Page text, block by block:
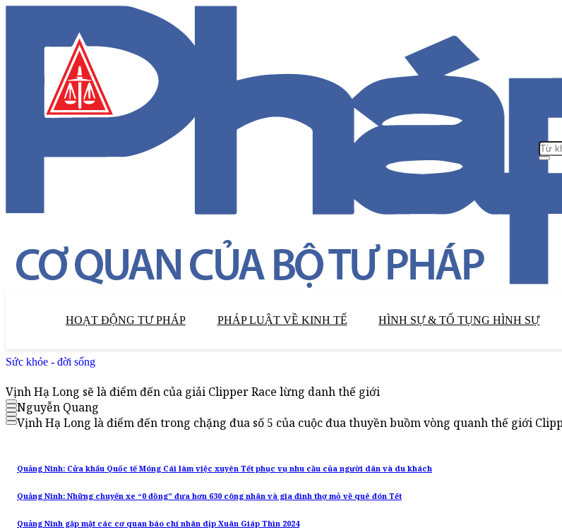
HOẠT ĐỘNG TƯ PHÁP PHÁP LUẬT VỀ KINH TẾ HÌNH SỰ & TỐ TỤNG HÌNH SỰ
Sức khỏe - đời sống
Vịnh Hạ Long sẽ là điểm đến của giải Clipper Race lừng danh thế giới
Nguyễn Quang
Vịnh Hạ Long là điểm đến trong chặng đua số 5 của cuộc đua thuyền buồm vòng quanh thế giới
Quảng Ninh: Cửa khẩu Quốc tế Móng Cái làm việc xuyên Tết phục vụ nhu cầu của người dân và du khách
Quảng Ninh: Những chuyến xe “0 đồng” đưa hơn 630 công nhân và gia đình thợ mỏ về quê đón Tết
Quảng Ninh gặp mặt các cơ quan báo chí nhân dịp Xuân Giáp Thìn 2024